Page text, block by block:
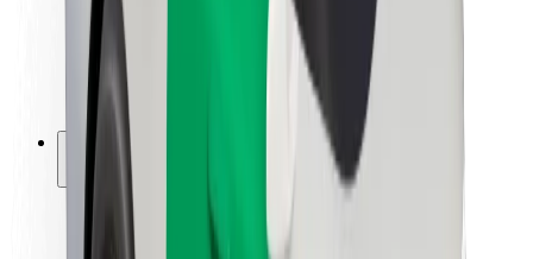
Kuljettajan turvallisuus
Potkulautojen turvallisuus
Turvallisuus Lab
Kaupungit
Sijainnit
Kaupunkiratkaisut